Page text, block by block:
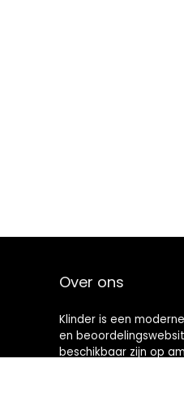
Over ons
Klinder is een
en
beschikbaar zijn op